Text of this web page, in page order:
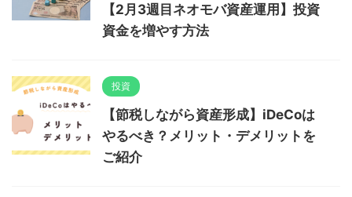
【2月3週目ネオモバ資産運用】投資
資金を増やす方法
投資
【節税しながら資産形成】iDeCoは
やるべき？メリット・デメリットを
ご紹介